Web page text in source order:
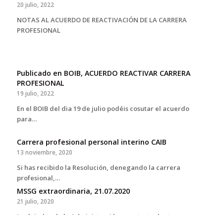
20 julio, 2022
NOTAS AL ACUERDO DE REACTIVACIÓN DE LA CARRERA
PROFESIONAL
Publicado en BOIB, ACUERDO REACTIVAR CARRERA
PROFESIONAL
19 julio, 2022
En el BOIB del dia 19 de julio podéis cosutar el acuerdo
para…
Carrera profesional personal interino CAIB
13 noviembre, 2020
Si has recibido la Resolución, denegando la carrera
profesional,…
MSSG extraordinaria, 21.07.2020
21 julio, 2020